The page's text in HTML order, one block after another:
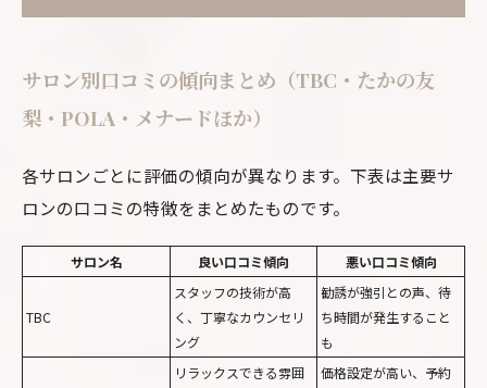
サロン別口コミの傾向まとめ（TBC・たかの友
梨・POLA・メナードほか）
各サロンごとに評価の傾向が異なります。下表は主要サ
ロンの口コミの特徴をまとめたものです。
サロン名 良い口コミ傾向 悪い口コミ傾向
TBC
スタッフの技術が高
く、丁寧なカウンセリ
ング
勧誘が強引との声、待
ち時間が発生すること
も
リラックスできる雰囲
価格設定が高い、予約